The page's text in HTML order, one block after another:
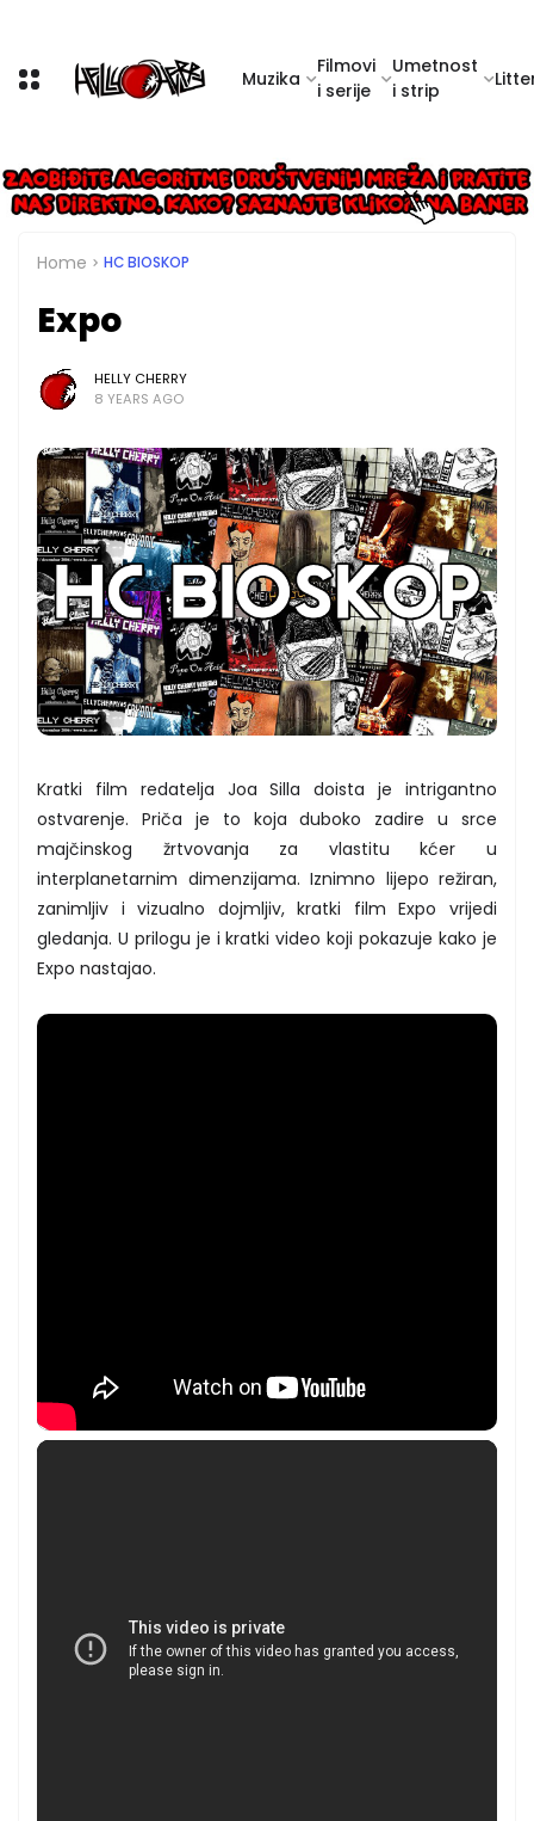
Muzika
Filmovi
i serije
Umetnost
i strip
Home HC BIOSKOP
Expo
HELLY CHERRY
8 YEARS AGO
Kratki film redatelja Joa Silla doista je intrigantno
ostvarenje. Priča je to koja duboko zadire u srce
majčinskog žrtvovanja za vlastitu kćer u
interplanetarnim dimenzijama. Iznimno lijepo režiran,
zanimljiv i vizualno dojmljiv, kratki film Expo vrijedi
gledanja. U prilogu je i kratki video koji pokazuje kako je
Expo nastajao.